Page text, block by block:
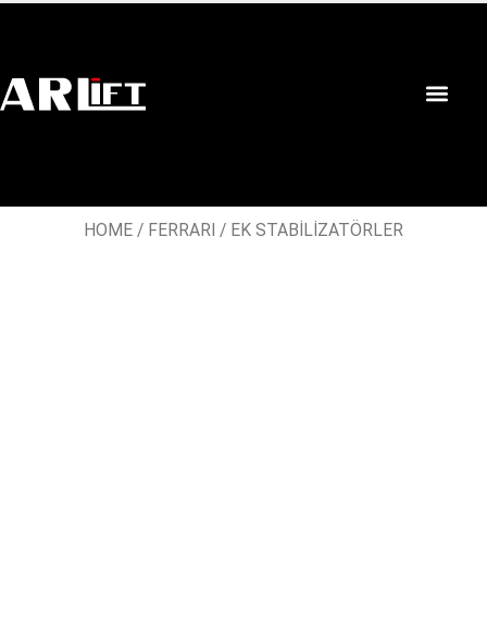
HOME / FERRARI / EK STABİLİZATÖRLER